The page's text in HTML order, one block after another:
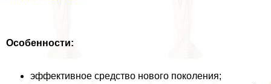
Особенности:
эффективное средство нового поколения;